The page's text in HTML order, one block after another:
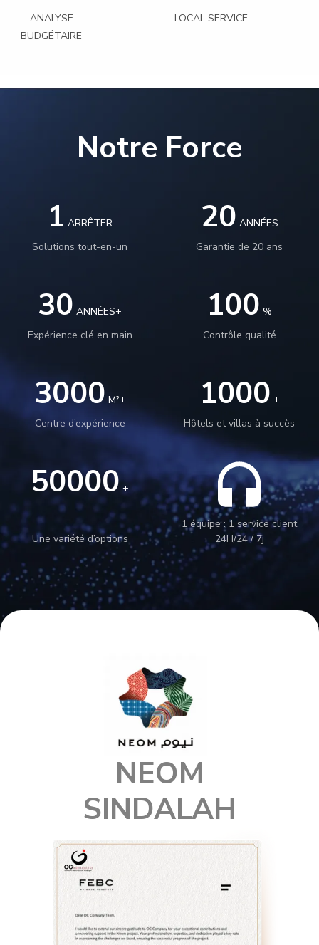
ANALYSE
BUDGÉTAIRE
LOCAL SERVICE
Notre Force
1 ARRÊTER
Solutions tout-en-un
20 ANNÉES
Garantie de 20 ans
30 ANNÉES+
Expérience clé en main
100 %
Contrôle qualité
3000 M²+
Centre d’expérience
1000 +
Hôtels et villas à succès
50000 +
Une variété d’options
1 équipe : 1 service client
24H/24 / 7j
NEOM
SINDALAH